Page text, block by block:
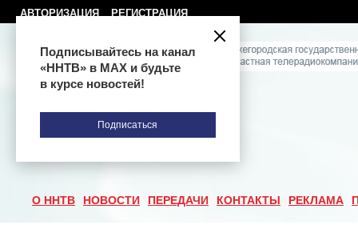
АВТОРИЗАЦИЯ РЕГИСТРАЦИЯ
О ННТВ НОВОСТИ ПЕРЕДАЧИ КОНТАКТЫ РЕКЛАМА
Подписывайтесь на канал
«ННТВ» в МАХ и будьте
в курсе новостей!
Подписаться